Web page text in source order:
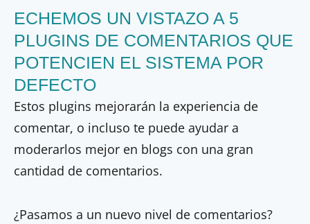
ECHEMOS UN VISTAZO A 5
PLUGINS DE COMENTARIOS QUE
POTENCIEN EL SISTEMA POR
DEFECTO
Estos plugins mejorarán la experiencia de
comentar, o incluso te puede ayudar a
moderarlos mejor en blogs con una gran
cantidad de comentarios.
¿Pasamos a un nuevo nivel de comentarios?